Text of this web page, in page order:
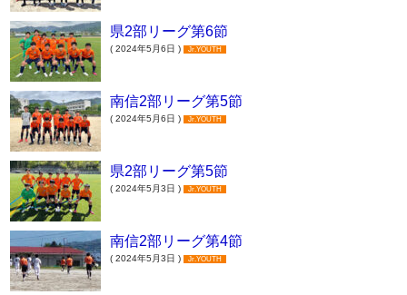
県2部リーグ第6節
( 2024年5月6日 ) Jr.YOUTH
南信2部リーグ第5節
( 2024年5月6日 ) Jr.YOUTH
県2部リーグ第5節
( 2024年5月3日 ) Jr.YOUTH
南信2部リーグ第4節
( 2024年5月3日 ) Jr.YOUTH